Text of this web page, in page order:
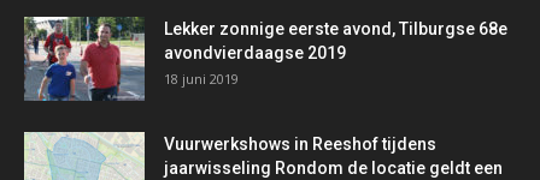
Lekker zonnige eerste avond, Tilburgse 68e
avondvierdaagse 2019
18 juni 2019
Vuurwerkshows in Reeshof tijdens
jaarwisseling Rondom de locatie geldt een